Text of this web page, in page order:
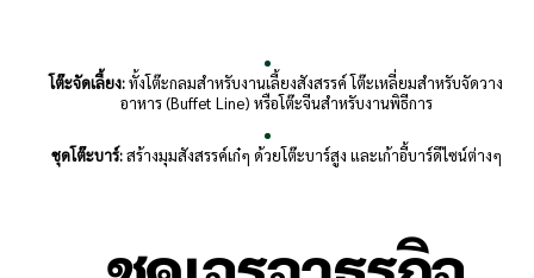
โต๊ะจัดเลี้ยง:ทั้งโต๊ะกลมสำหรับงานเลี้ยงสังสรรค์ โต๊ะเหลี่ยมสำหรับจัดวาง
อาหาร (Buffet Line) หรือโต๊ะจีนสำหรับงานพิธีการ
ชุดโต๊ะบาร์:สร้างมุมสังสรรค์เก๋ๆ ด้วยโต๊ะบาร์สูง และเก้าอี้บาร์ดีไซน์ต่างๆ